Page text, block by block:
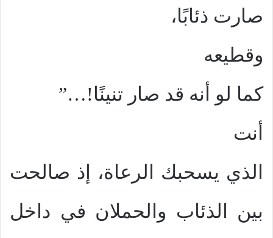
صارت ذئابًا،
وقطيعه
كما لو أنه قد صار تنينًا!…”
أنت
الذي يسحبك الرعاة، إذ صالحت
بين الذئاب والحملان في داخل